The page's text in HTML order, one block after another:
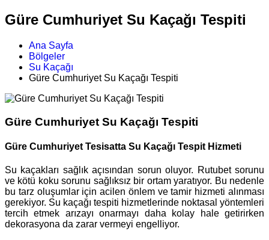
Güre Cumhuriyet Su Kaçağı Tespiti
Ana Sayfa
Bölgeler
Su Kaçağı
Güre Cumhuriyet Su Kaçağı Tespiti
Güre Cumhuriyet Su Kaçağı Tespiti
Güre Cumhuriyet Tesisatta Su Kaçağı Tespit Hizmeti
Su kaçakları sağlık açısından sorun oluyor. Rutubet sorunu
ve kötü koku sorunu sağlıksız bir ortam yaratıyor. Bu nedenle
bu tarz oluşumlar için acilen önlem ve tamir hizmeti alınması
gerekiyor. Su kaçağı tespiti hizmetlerinde noktasal yöntemleri
tercih etmek arızayı onarmayı daha kolay hale getirirken
dekorasyona da zarar vermeyi engelliyor.